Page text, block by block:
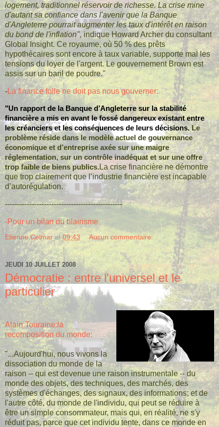
logement, traditionnel réservoir de richesse. La crise mine
d'autant sa confiance dans l'avenir que la Banque
d'Angleterre pourrait augmenter les taux d'intérêt en raison
du bond de l'inflation", indique Howard Archer du consultant
Global Insight. Ce royaume, où 50 % des prêts
hypothécaires sont encore à taux variable, supporte mal les
tensions du loyer de l'argent. Le gouvernement Brown est
assis sur un baril de poudre."
-La finance folle ne doit pas nous gouverner:
"Un rapport de la Banque d’Angleterre sur la stabilité
financière a mis en avant le fossé dangereux existant entre
les créanciers et les conséquences de leurs décisions.Le
problème réside dans le modèle actuel de gouvernance
économique et d’entreprise axée sur une maigre
réglementation, sur un contrôle inadéquat et sur une offre
trop faible de biens publics.La crise financière ne démontre
que trop clairement que l’industrie financière est incapable
d’autorégulation.
------------------------------------------------
-Pour un bilan du blairisme
Etienne Celmar at09:43 Aucun commentaire:
JEUDI 10 JUILLET 2008
Démocratie : entre l'universel et le
particulier
Alain Touraine:la
recomposition du monde:
"...Aujourd'hui, nous vivons la
dissociation du monde de la
raison -- qui est devenue une raison instrumentale -- du
monde des objets, des techniques, des marchés, des
systèmes d'échanges, des signaux, des informations; et de
l'autre côté, du monde de l'individu, qui peut se réduire à
être un simple consommateur, mais qui, en réalité, ne s'y
réduit pas, parce que cet individu tente, dans ce monde en